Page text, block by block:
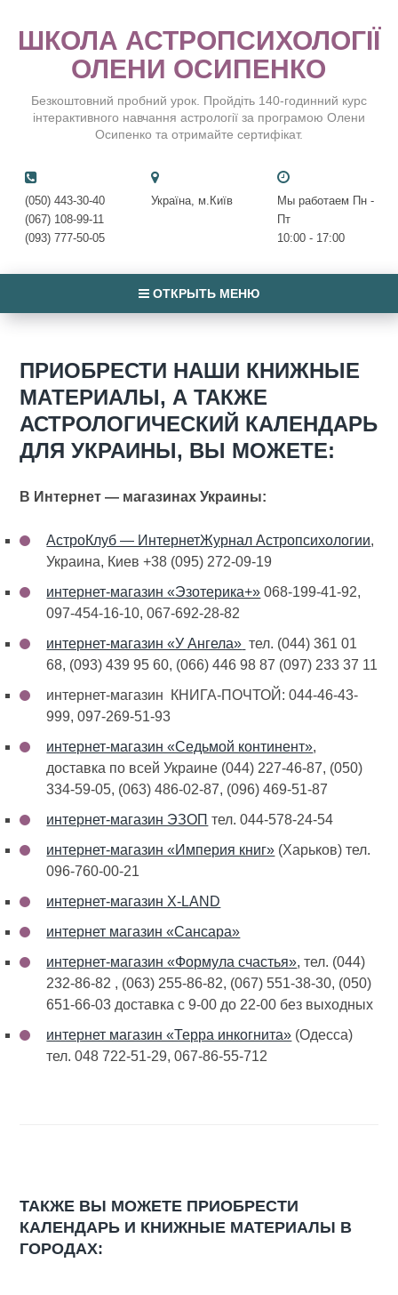
ШКОЛА АСТРОПСИХОЛОГІЇ
ОЛЕНИ ОСИПЕНКО
Безкоштовний пробний урок. Пройдіть 140-годинний курс
інтерактивного навчання астрології за програмою Олени
Осипенко та отримайте сертифікат.
Мы работаем Пн -
Пт
10:00 - 17:00
Україна, м.Київ
(050) 443-30-40
(067) 108-99-11
(093) 777-50-05
ОТКРЫТЬ МЕНЮ
ПРИОБРЕСТИ НАШИ КНИЖНЫЕ
МАТЕРИАЛЫ, А ТАКЖЕ
АСТРОЛОГИЧЕСКИЙ КАЛЕНДАРЬ
ДЛЯ УКРАИНЫ, ВЫ МОЖЕТЕ:
В Интернет — магазинах Украины:
АстроКлуб — ИнтернетЖурнал Астропсихологии,
Украина, Киев +38 (095) 272-09-19
интернет-магазин «Эзотерика+» 068-199-41-92,
097-454-16-10, 067-692-28-82
интернет-магазин «У Ангела» тел. (044) 361 01
68, (093) 439 95 60, (066) 446 98 87 (097) 233 37 11
интернет-магазин КНИГА-ПОЧТОЙ: 044-46-43-
999, 097-269-51-93
интернет-магазин «Седьмой континент»,
доставка по всей Украине (044) 227-46-87, (050)
334-59-05, (063) 486-02-87, (096) 469-51-87
интернет-магазин ЭЗОП тел. 044-578-24-54
интернет-магазин «Империя книг» (Харьков) тел.
096-760-00-21
интернет-магазин X-LAND
интернет магазин «Сансара»
интернет-магазин «Формула счастья», тел. (044)
232-86-82 , (063) 255-86-82, (067) 551-38-30, (050)
651-66-03 доставка с 9-00 до 22-00 без выходных
интернет магазин «Терра инкогнита» (Одесса)
тел. 048 722-51-29, 067-86-55-712
ТАКЖЕ ВЫ МОЖЕТЕ ПРИОБРЕСТИ
КАЛЕНДАРЬ И КНИЖНЫЕ МАТЕРИАЛЫ В
ГОРОДАХ: